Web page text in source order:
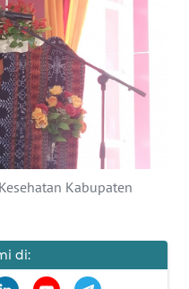
Kabupaten
di: